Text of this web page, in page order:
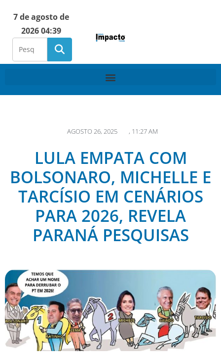
7 de agosto de
2026 04:39
AGOSTO 26, 2025 , 11:27 AM
LULA EMPATA COM
BOLSONARO, MICHELLE E
TARCÍSIO EM CENÁRIOS
PARA 2026, REVELA
PARANÁ PESQUISAS